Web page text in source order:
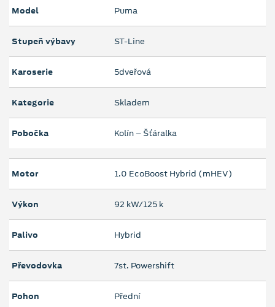
Model Puma
Stupeň výbavy ST-Line
Karoserie 5dveřová
Kategorie Skladem
Pobočka Kolín – Šťáralka
Motor 1.0 EcoBoost Hybrid (mHEV)
Výkon 92 kW/125 k
Palivo Hybrid
Převodovka 7st. Powershift
Pohon Přední